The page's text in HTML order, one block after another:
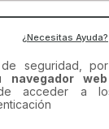
seguridad,
acceder a